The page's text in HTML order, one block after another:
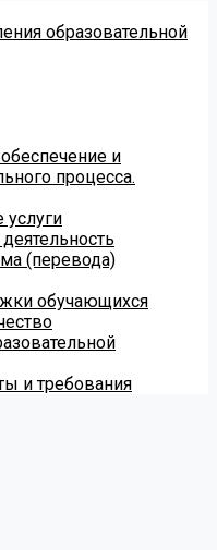
образовательной
и
процесса.
(перевода)
обучающихся
и требования